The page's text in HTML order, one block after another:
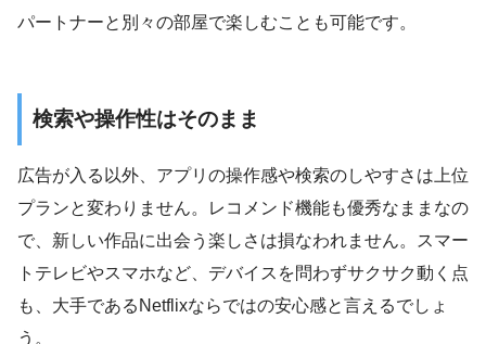
パートナーと別々の部屋で楽しむことも可能です。
検索や操作性はそのまま
広告が入る以外、アプリの操作感や検索のしやすさは上位
プランと変わりません。レコメンド機能も優秀なままなの
で、新しい作品に出会う楽しさは損なわれません。スマー
トテレビやスマホなど、デバイスを問わずサクサク動く点
も、大手であるNetflixならではの安心感と言えるでしょ
う。